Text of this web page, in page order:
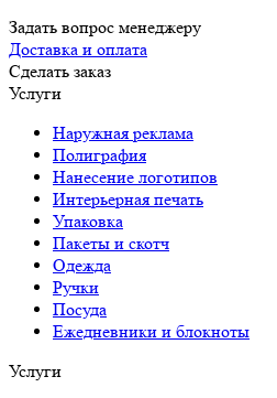
Задать вопрос менеджеру
Доставка и оплата
Сделать заказ
Услуги
Наружная реклама
Полиграфия
Нанесение логотипов
Интерьерная печать
Упаковка
Пакеты и скотч
Одежда
Ручки
Посуда
Ежедневники и блокноты
Услуги